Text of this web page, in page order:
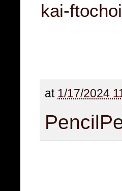
kai-
at 1/17/2024
Pencil